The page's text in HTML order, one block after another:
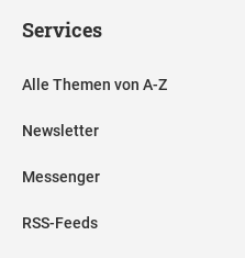
Services
Alle Themen von A-Z
Newsletter
Messenger
RSS-Feeds